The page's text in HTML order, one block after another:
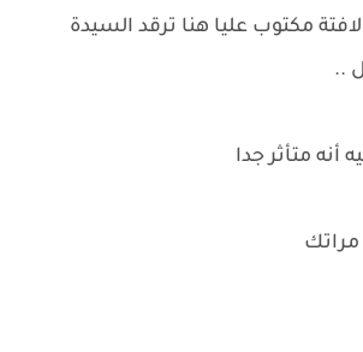
مكتوب عليا هنا ترقد السيدة
..
أنه متأثر جدا